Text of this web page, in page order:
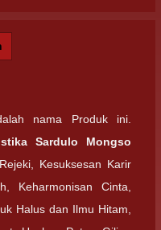
nama Produk ini.
Sardulo Mongso
Kesuksesan Karir
Keharmonisan Cinta,
Halus dan Ilmu Hitam,